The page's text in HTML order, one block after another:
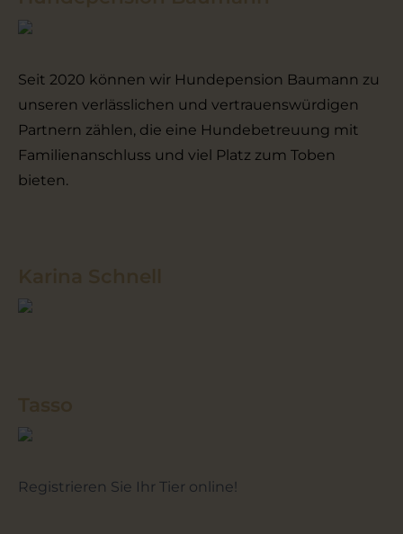
Seit 2020 können wir Hundepension Baumann zu
unseren verlässlichen und vertrauenswürdigen
Partnern zählen, die eine Hundebetreuung mit
Familienanschluss und viel Platz zum Toben
bieten.
Registrieren Sie Ihr Tier online!